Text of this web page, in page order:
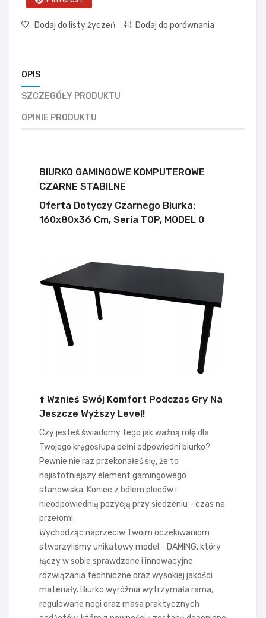
Dodaj do listy życzeń Dodaj do porównania
OPIS
SZCZEGÓŁY PRODUKTU
OPINIE PRODUKTU
BIURKO GAMINGOWE KOMPUTEROWE
CZARNE STABILNE
Oferta Dotyczy Czarnego Biurka:
160x80x36 Cm, Seria TOP, MODEL 0
⬆️ Wznieś Swój Komfort Podczas Gry Na
Jeszcze Wyższy Level!
Czy jesteś świadomy tego jak ważną rolę dla
Twojego kręgosłupa pełni odpowiedni biurko?
Pewnie nie raz przekonałeś się, że to
najistotniejszy element gamingowego
stanowiska. Koniec z bólem pleców i
nieodpowiednią pozycją przy siedzeniu - czas na
przełom!
Wychodząc naprzeciw Twoim oczekiwaniom
stworzyliśmy unikatowy model - DAMING, który
łączy w sobie sprawdzone i innowacyjne
rozwiązania techniczne oraz wysokiej jakości
materiały. Biurko wyróżnia wytrzymała rama,
regulowane nogi oraz masa praktycznych